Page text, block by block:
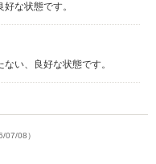
な状態です。
い、良好な状態です。
07/08）